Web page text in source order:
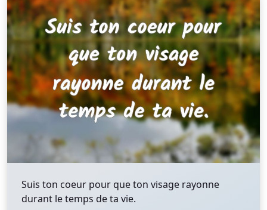
Suis ton coeur pour que ton visage rayonne
durant le temps de ta vie.